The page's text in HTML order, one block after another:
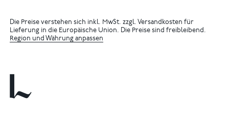
Die Preise verstehen sich inkl. MwSt. zzgl. Versandkosten für
Lieferung in die Europäische Union. Die Preise sind freibleibend.
Region und Währung anpassen